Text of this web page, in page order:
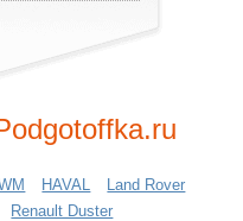
HAVAL
Land Rover
Renault Duster